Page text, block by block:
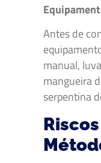
Antes de
manual,
mangueira
serpentina